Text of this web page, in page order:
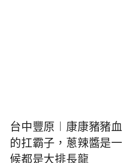
台中豐原︱康康豬豬
的扛霸子，蔥辣醬是
候都是大排長龍